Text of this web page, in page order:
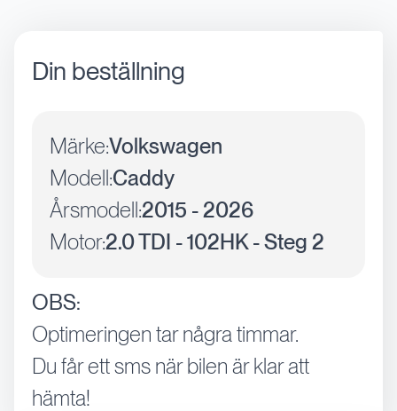
Din beställning
Märke:Volkswagen
Modell:Caddy
Årsmodell:2015 - 2026
Motor:2.0 TDI - 102HK - Steg 2
OBS:
Optimeringen tar några timmar.
Du får ett sms när bilen är klar att
hämta!